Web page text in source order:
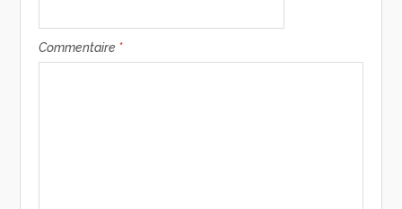
Commentaire *